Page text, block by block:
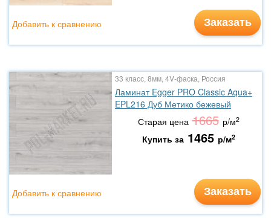
Заказать
Добавить к сравнению
33 класс, 8мм, 4V-фаска, Россия
Ламинат Egger PRO Classic Aqua+
EPL216 Дуб Метико бежевый
Старая цена 1665 р/м2
Купить за 1465 р/м2
Заказать
Добавить к сравнению